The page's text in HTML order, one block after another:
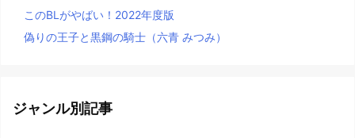
このBLがやばい！2022年度版
偽りの王子と黒鋼の騎士（六青 みつみ）
ジャンル別記事